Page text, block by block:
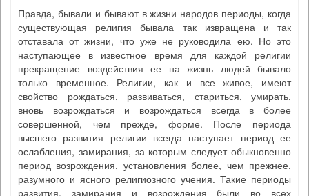
Правда, бывали и бывают в жизни народов периоды, когда
существующая религия бывала так извращена и так
отставала от жизни, что уже не руководила ею. Но это
наступающее в известное время для каждой религии
прекращение воздействия ее на жизнь людей бывало
только временное. Религии, как и все живое, имеют
свойство рождаться, развиваться, стариться, умирать,
вновь возрождаться и возрождаться всегда в более
совершенной, чем прежде, форме. После периода
высшего развития религии всегда наступает период ее
ослабления, замирания, за которым следует обыкновенно
период возрождения, установления более, чем прежнее,
разумного и ясного религиозного учения. Такие периоды
развития, замирания и возрождения были во всех